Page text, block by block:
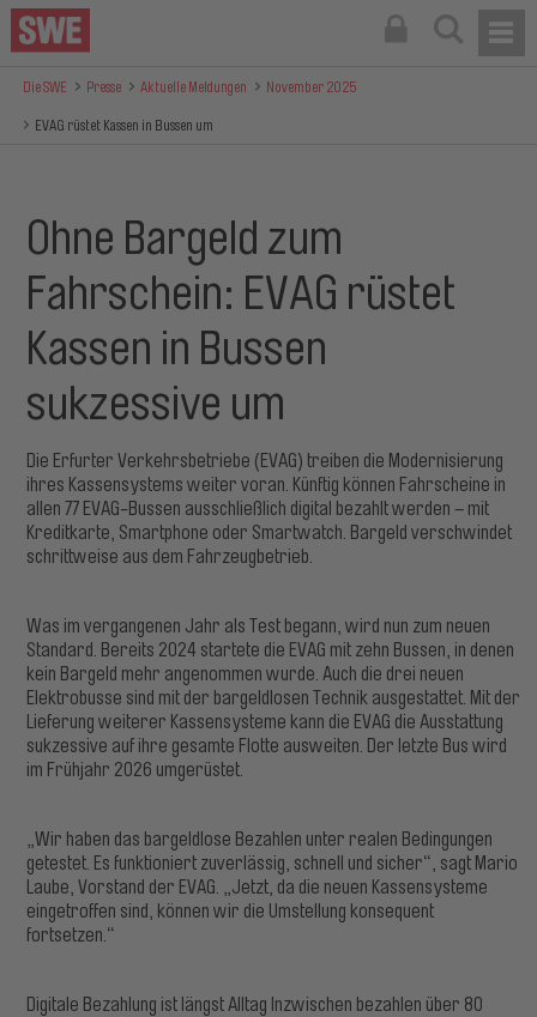
Die SWE Presse Aktuelle Meldungen November 2025
EVAG rüstet Kassen in Bussen um
Ohne Bargeld zum
Fahrschein: EVAG rüstet
Kassen in Bussen
sukzessive um
Die Erfurter Verkehrsbetriebe (EVAG) treiben die Modernisierung
ihres Kassensystems weiter voran. Künftig können Fahrscheine in
allen 77 EVAG-Bussen ausschließlich digital bezahlt werden – mit
Kreditkarte, Smartphone oder Smartwatch. Bargeld verschwindet
schrittweise aus dem Fahrzeugbetrieb.
Was im vergangenen Jahr als Test begann, wird nun zum neuen
Standard. Bereits 2024 startete die EVAG mit zehn Bussen, in denen
kein Bargeld mehr angenommen wurde. Auch die drei neuen
Elektrobusse sind mit der bargeldlosen Technik ausgestattet. Mit der
Lieferung weiterer Kassensysteme kann die EVAG die Ausstattung
sukzessive auf ihre gesamte Flotte ausweiten. Der letzte Bus wird
im Frühjahr 2026 umgerüstet.
„Wir haben das bargeldlose Bezahlen unter realen Bedingungen
getestet. Es funktioniert zuverlässig, schnell und sicher“, sagt Mario
Laube, Vorstand der EVAG. „Jetzt, da die neuen Kassensysteme
eingetroffen sind, können wir die Umstellung konsequent
fortsetzen.“
Digitale Bezahlung ist längst Alltag Inzwischen bezahlen über 80